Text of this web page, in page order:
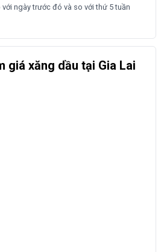
ngày trước đó và so với thứ 5 tuần
giá xăng dầu tại Gia Lai